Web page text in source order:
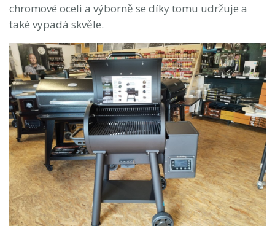
chromové oceli a výborně se díky tomu udržuje a
také vypadá skvěle.